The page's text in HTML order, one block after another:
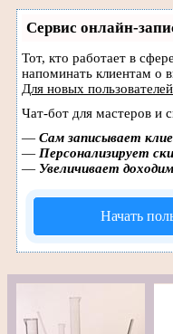
Сервис онлайн-
Тот, кто работает в
напоминать клиентам о
Для новых пользователей
Чат-бот для мастеров и
— Сам записывает
— Персонализирует
— Увеличивает
Начать